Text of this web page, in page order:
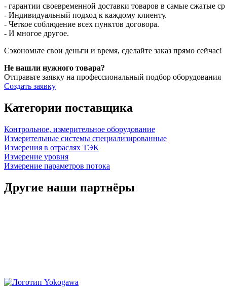
- гарантии своевременной доставки товаров в самые сжатые
- Индивидуальный подход к каждому клиенту.
- Четкое соблюдение всех пунктов договора.
- И многое другое.
Сэкономьте свои деньги и время, сделайте заказ прямо сейчас!
Не нашли нужного товара?
Отправьте заявку на профессиональный подбор оборудования
Создать заявку
Категории поставщика
Контрольное, измерительное оборудование
Измерительные системы специализированные
Измерения в отраслях ТЭК
Измерение уровня
Измерение параметров потока
Другие наши партнёры